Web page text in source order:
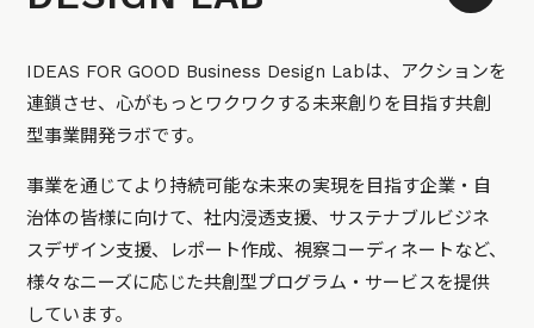
IDEAS FOR GOOD Business Design Labは、アクションを
連鎖させ、心がもっとワクワクする未来創りを目指す共創
型事業開発ラボです。
事業を通じてより持続可能な未来の実現を目指す企業・自
治体の皆様に向けて、社内浸透支援、サステナブルビジネ
スデザイン支援、レポート作成、視察コーディネートなど、
様々なニーズに応じた共創型プログラム・サービスを提供
しています。